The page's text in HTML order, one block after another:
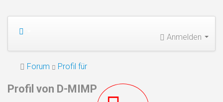
Anmelden
Forum Profil für
Profil von D-MIMP